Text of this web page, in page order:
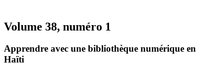
Volume 38, numéro 1
Apprendre avec une bibliothèque numérique en
Haïti